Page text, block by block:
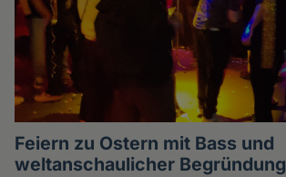
Feiern zu Ostern mit Bass und
weltanschaulicher Begründung